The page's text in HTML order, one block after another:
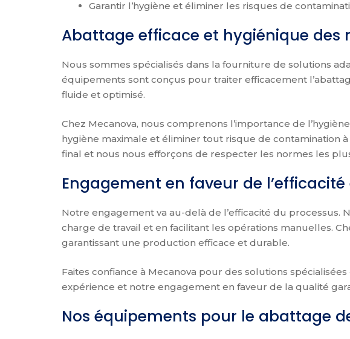
Garantir l’hygiène et éliminer les risques de
Abattage efficace et hygiénique des
Nous sommes spécialisés dans la fourniture de solutions
équipements sont conçus pour traiter efficacement
fluide et optimisé.
Chez Mecanova, nous comprenons l’importance de
hygiène maximale et éliminer tout risque de contamination
final et nous nous efforçons de respecter les normes les
Engagement en faveur de
Notre engagement va au-delà de l’efficacité du
charge de travail et en facilitant les opérations manuelles.
garantissant une production efficace et durable.
Faites confiance à Mecanova pour des solutions
expérience et notre engagement en faveur de la qualité
Nos équipements pour le abattage